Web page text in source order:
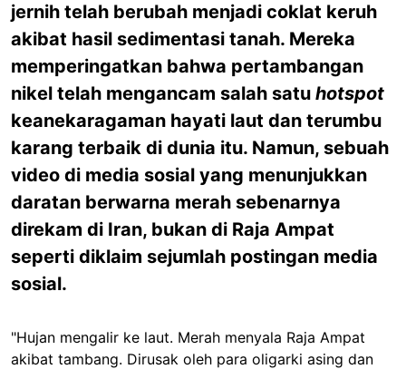
jernih telah berubah menjadi coklat keruh
akibat hasil sedimentasi tanah. Mereka
memperingatkan bahwa pertambangan
nikel telah mengancam salah satu hotspot
keanekaragaman hayati laut dan terumbu
karang terbaik di dunia itu. Namun, sebuah
video di media sosial yang menunjukkan
daratan berwarna merah sebenarnya
direkam di Iran, bukan di Raja Ampat
seperti diklaim sejumlah postingan media
sosial.
"Hujan mengalir ke laut. Merah menyala Raja Ampat
akibat tambang. Dirusak oleh para oligarki asing dan